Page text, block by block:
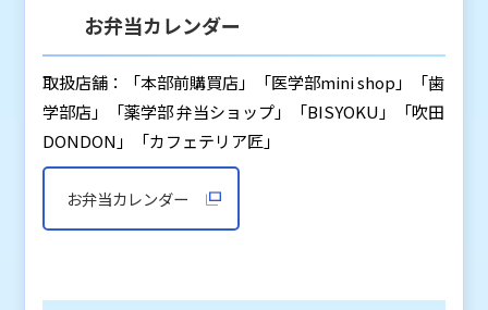
お弁当カレンダー
取扱店舗：「本部前購買店」「医学部mini shop」「歯
学部店」「薬学部 弁当ショップ」「BISYOKU」「吹田
DONDON」「カフェテリア匠」
お弁当カレンダー